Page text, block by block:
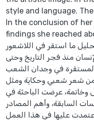
style and language.
In the conclusion of
findings she reached
ما استقر في اللاشعور
منذ فجر التاريخ وحتى
المستقرة في وجدان الشعب
من شعر شعبي وحكاية ومثل.
عرضت الباحثة في
السابقة، وأهم المصادر
عليها في هذا العمل.